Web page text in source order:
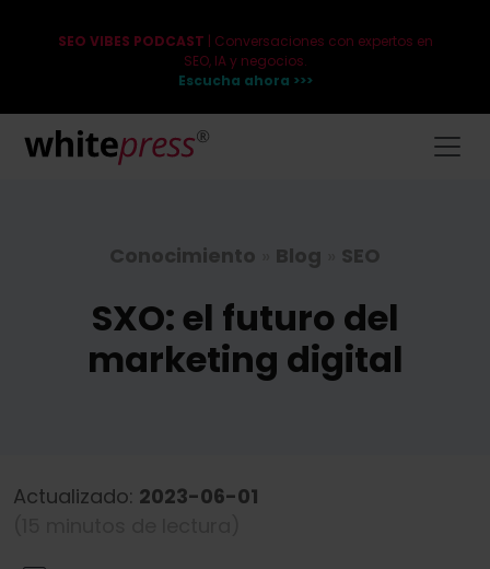
SEO VIBES PODCAST | Conversaciones con expertos en
SEO, IA y negocios.
Escucha ahora >>>
Conocimiento Blog SEO
SXO: el futuro del
marketing digital
Actualizado: 2023-06-01